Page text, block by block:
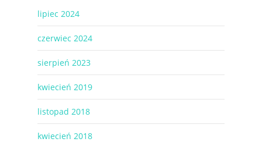
lipiec 2024
czerwiec 2024
sierpień 2023
kwiecień 2019
listopad 2018
kwiecień 2018